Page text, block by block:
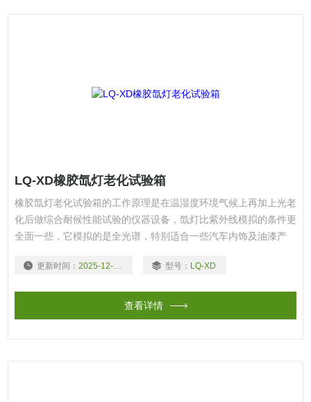
LQ-XD橡胶氙灯老化试验箱
橡胶氙灯老化试验箱的工作原理是在温湿度环境气候上再加上光老
化后做综合耐候性能试验的仪器设备，氙灯比紫外线模拟的条件更
全面一些，它模拟的是全光谱，特别适合一些汽车内饰及油漆产
更新时间： 2025-12-30 型号： LQ-XD
查看详情